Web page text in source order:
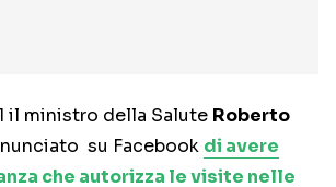
il ministro della Salute Roberto
su Facebook di avere
che autorizza le visite nelle